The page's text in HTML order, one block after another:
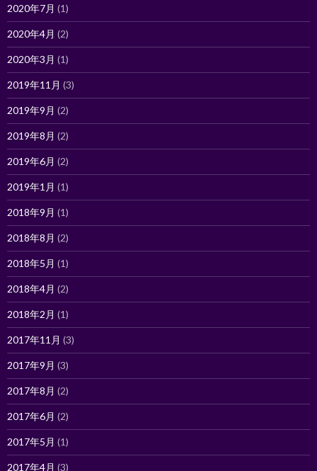
2020年7月 (1)
2020年4月 (2)
2020年3月 (1)
2019年11月 (3)
2019年9月 (2)
2019年8月 (2)
2019年6月 (2)
2019年1月 (1)
2018年9月 (1)
2018年8月 (2)
2018年5月 (1)
2018年4月 (2)
2018年2月 (1)
2017年11月 (3)
2017年9月 (3)
2017年8月 (2)
2017年6月 (2)
2017年5月 (1)
2017年4月 (3)